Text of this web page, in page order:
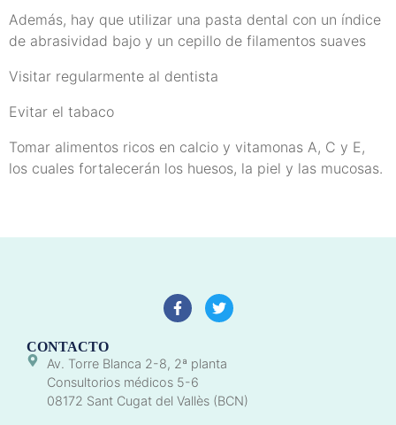
Además, hay que utilizar una pasta dental con un índice
de abrasividad bajo y un cepillo de filamentos suaves
Visitar regularmente al dentista
Evitar el tabaco
Tomar alimentos ricos en calcio y vitamonas A, C y E,
los cuales fortalecerán los huesos, la piel y las mucosas.
CONTACTO
Av. Torre Blanca 2-8, 2ª planta
Consultorios médicos 5-6
08172 Sant Cugat del Vallès (BCN)